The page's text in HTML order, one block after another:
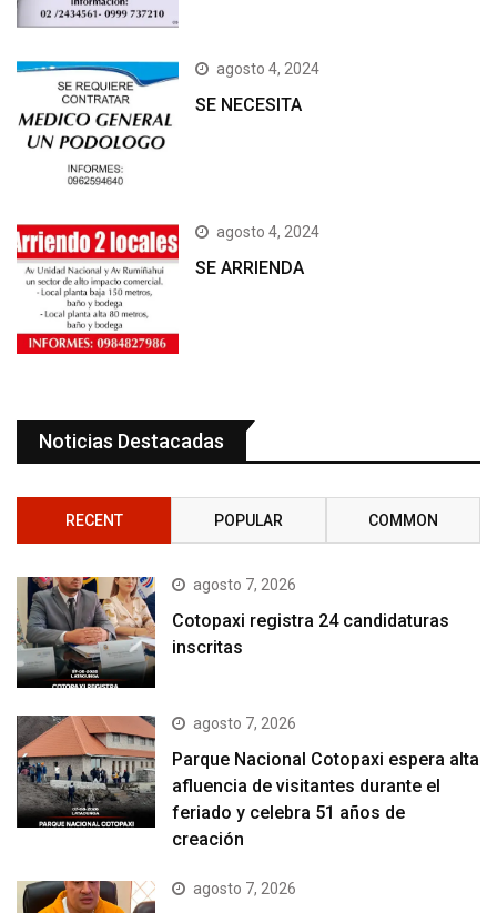
agosto 4, 2024
SE NECESITA
agosto 4, 2024
SE ARRIENDA
Noticias Destacadas
RECENT POPULAR COMMON
agosto 7, 2026
Cotopaxi registra 24 candidaturas
inscritas
agosto 7, 2026
Parque Nacional Cotopaxi espera alta
afluencia de visitantes durante el
feriado y celebra 51 años de
creación
agosto 7, 2026